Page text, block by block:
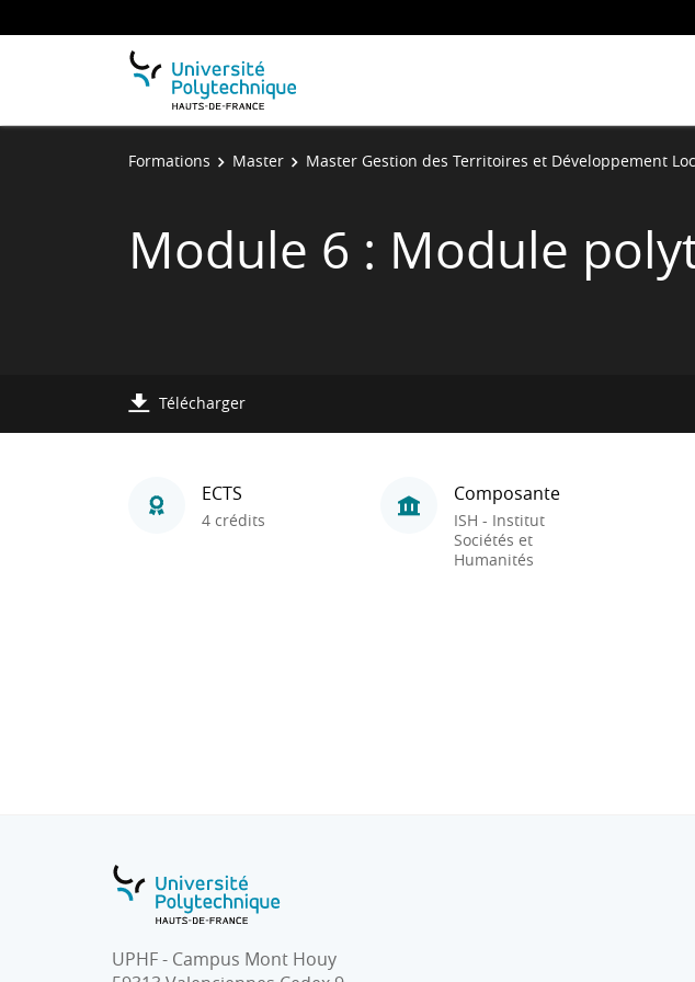
Formations Master Master Gestion des Territoires et Développement
Module 6 : Module
Télécharger
ECTS
4 crédits
Composante
ISH - Institut
Sociétés et
Humanités
UPHF - Campus Mont Houy